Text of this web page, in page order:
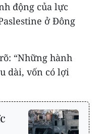
động của lực
ở Đông
“Những hành
dài, vốn có lợi